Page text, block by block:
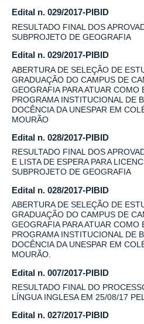
Edital n. 029/2017-PIBID
RESULTADO FINAL DOS
SUBPROJETO DE GEOGRAFIA
Edital n. 029/2017-PIBID
ABERTURA DE SELEÇÃO DE
GRADUAÇÃO DO CAMPUS DE
GEOGRAFIA PARA ATUAR COMO
PROGRAMA INSTITUCIONAL DE
DOCÊNCIA DA UNESPAR EM
MOURÃO
Edital n. 028/2017-PIBID
RESULTADO FINAL DOS
E LISTA DE ESPERA PARA
SUBPROJETO DE GEOGRAFIA
Edital n. 028/2017-PIBID
ABERTURA DE SELEÇÃO DE
GRADUAÇÃO DO CAMPUS DE
GEOGRAFIA PARA ATUAR COMO
PROGRAMA INSTITUCIONAL DE
DOCÊNCIA DA UNESPAR EM
MOURÃO.
Edital n. 007/2017-PIBID
RESULTADO FINAL DO
LÍNGUA INGLESA EM 25/08/17
Edital n. 027/2017-PIBID